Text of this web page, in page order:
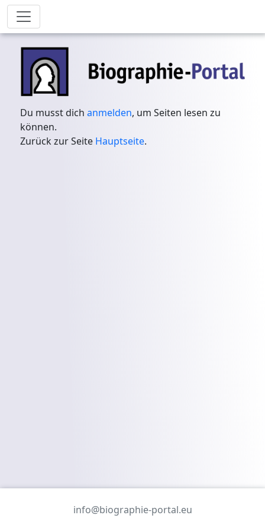
Du musst dichanmelden, um Seiten lesen zu
können.
Zurück zur Seite Hauptseite.
info@biographie-portal.eu